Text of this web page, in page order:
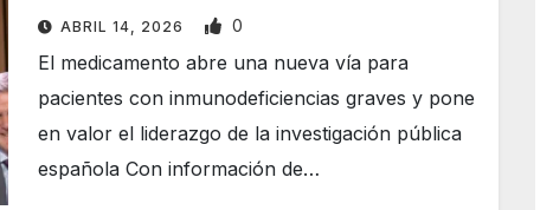
Unidos
ABRIL 14, 2026 0
El medicamento abre una nueva vía para
pacientes con inmunodeficiencias graves y pone
en valor el liderazgo de la investigación pública
española Con información de…